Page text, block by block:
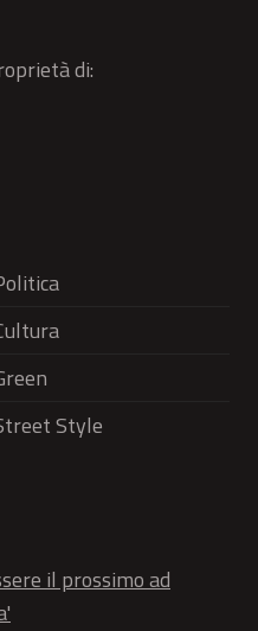
di:
Style
il prossimo ad